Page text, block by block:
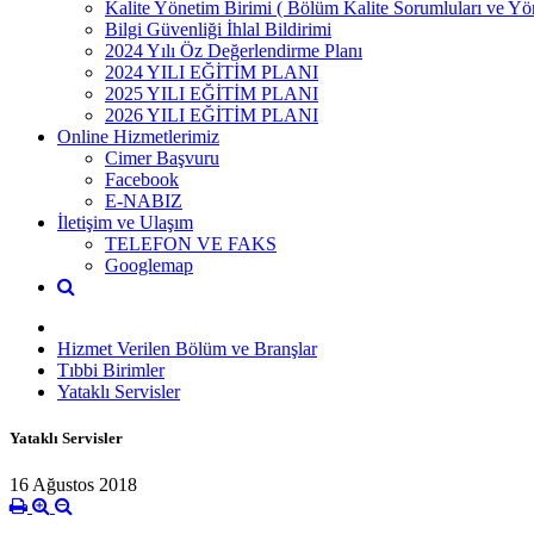
Kalite Yönetim Birimi ( Bölüm Kalite Sorumluları ve
Bilgi Güvenliği İhlal Bildirimi
2024 Yılı Öz Değerlendirme Planı
2024 YILI EĞİTİM PLANI
2025 YILI EĞİTİM PLANI
2026 YILI EĞİTİM PLANI
Online Hizmetlerimiz
Cimer Başvuru
Facebook
E-NABIZ
İletişim ve Ulaşım
TELEFON VE FAKS
Googlemap
Hizmet Verilen Bölüm ve Branşlar
Tıbbi Birimler
Yataklı Servisler
Yataklı Servisler
16 Ağustos 2018